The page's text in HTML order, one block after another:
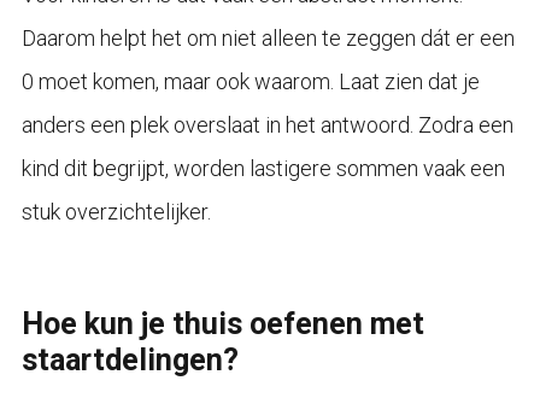
Daarom helpt het om niet alleen te zeggen dát er een
0 moet komen, maar ook waarom. Laat zien dat je
anders een plek overslaat in het antwoord. Zodra een
kind dit begrijpt, worden lastigere sommen vaak een
stuk overzichtelijker.
Hoe kun je thuis oefenen met
staartdelingen?